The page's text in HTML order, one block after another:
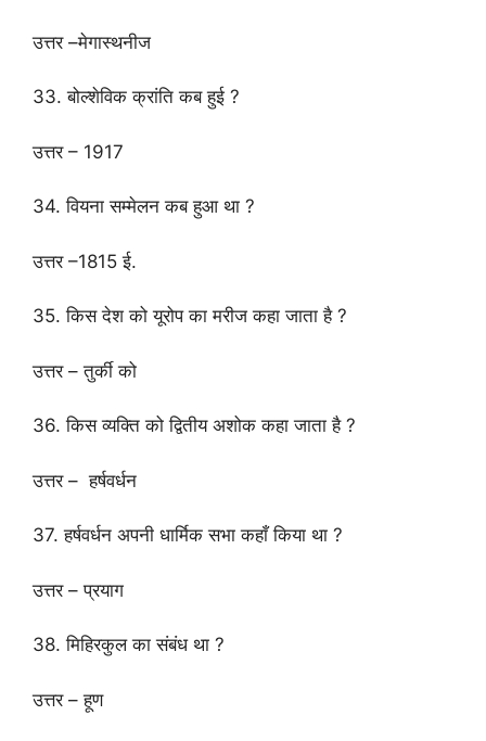
उत्तर –मेगास्थनीज
33. बोल्शेविक क्रांति कब हुई ?
उत्तर – 1917
34. वियना सम्मेलन कब हुआ था ?
उत्तर –1815 ई.
35. किस देश को यूरोप का मरीज कहा जाता है ?
उत्तर – तुर्की को
36. किस व्यक्ति को द्वितीय अशोक कहा जाता है ?
उत्तर – हर्षवर्धन
37. हर्षवर्धन अपनी धार्मिक सभा कहाँ किया था ?
उत्तर – प्रयाग
38. मिहिरकुल का संबंध था ?
उत्तर – हूण